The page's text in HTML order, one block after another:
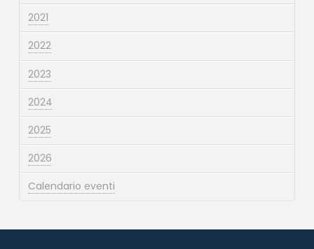
2021
2022
2023
2024
2025
2026
Calendario eventi